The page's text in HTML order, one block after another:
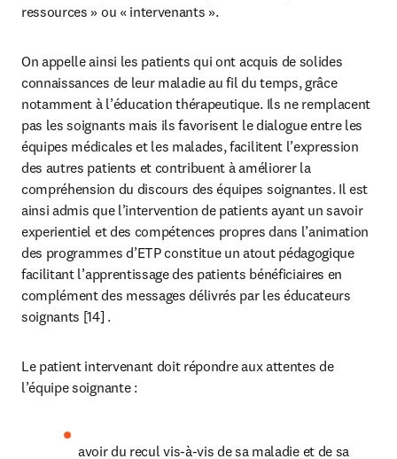
ressources » ou « intervenants ».
On appelle ainsi les patients qui ont acquis de solides
connaissances de leur maladie au fil du temps, grâce
notamment à l’éducation thérapeutique. Ils ne remplacent
pas les soignants mais ils favorisent le dialogue entre les
équipes médicales et les malades, facilitent l’expression
des autres patients et contribuent à améliorer la
compréhension du discours des équipes soignantes. Il est
ainsi admis que l’intervention de patients ayant un savoir
experientiel et des compétences propres dans l’animation
des programmes d’ETP constitue un atout pédagogique
facilitant l’apprentissage des patients bénéficiaires en
complément des messages délivrés par les éducateurs
soignants [14] .
Le patient intervenant doit répondre aux attentes de
l’équipe soignante :
avoir du recul vis-à-vis de sa maladie et de sa